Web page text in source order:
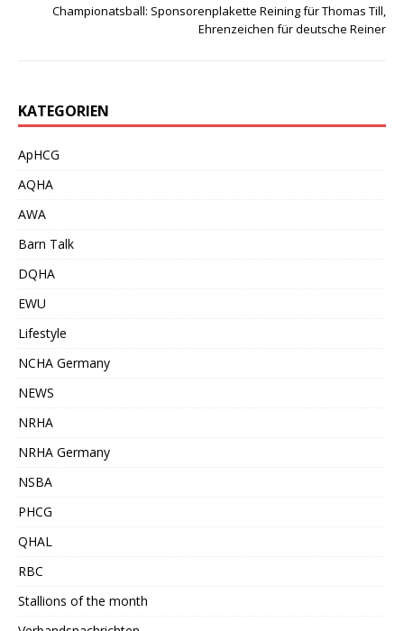
Championatsball: Sponsorenplakette Reining für Thomas Till,
Ehrenzeichen für deutsche Reiner
KATEGORIEN
ApHCG
AQHA
AWA
Barn Talk
DQHA
EWU
Lifestyle
NCHA Germany
NEWS
NRHA
NRHA Germany
NSBA
PHCG
QHAL
RBC
Stallions of the month